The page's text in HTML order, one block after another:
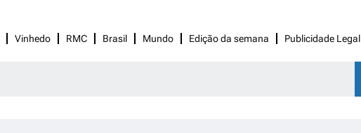
Vinhedo RMC Brasil Mundo Edição da semana Publicidade Legal